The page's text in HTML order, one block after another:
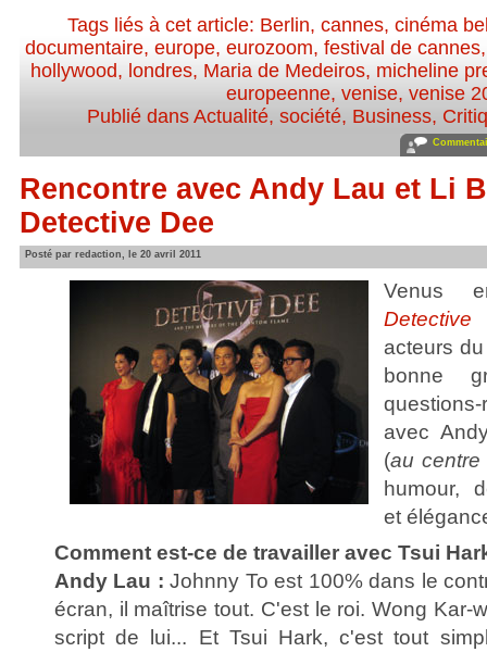
Tags liés à cet article: Berlin, cannes, cinéma
documentaire, europe, eurozoom, festival de cannes
hollywood, londres, Maria de Medeiros, micheline
europeenne, venise, venise
Publié dansActualité, société, Business,
Rencontre avec Andy Lau et Li
Detective Dee
Posté par redaction, le 20 avril 2011
Venus
Detective
acteurs
bonne
avec
(au
humour,
et
Comment est-ce de travailler avec Tsui
Andy Lau : Johnny To est 100% dans le
écran, il maîtrise tout. C'est le roi. Wong Kar-
script de lui... Et Tsui Hark, c'est tout